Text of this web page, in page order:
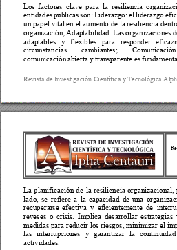
Revista de Investigación Científica y Tecnológica Alph
Los factores clave para la resiliencia
entidades públicas son: Liderazgo: el liderazgo
un papel vital en el aumento de la resiliencia
organización; Adaptabilidad: Las organizaciones
adaptables y flexibles para responder
circunstancias
cambiantes; Comunicació
comunicación abierta y transparente es
La planificación de la resiliencia organizacional,
lado, se refiere a la capacidad de una or
recuperarse efectiva y eficientemente de inte
reveses o crisis. Implica desarrollar estrategias
medidas para reducir los riesgos, minimizar el
las interrupciones y garantizar la continuidad
actividades.